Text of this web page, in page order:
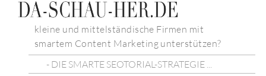
kleine und mittelständische Firmen mit
smartem Content Marketing unterstützen?
- DIE SMARTE SEOTORIAL-STRATEGIE ...